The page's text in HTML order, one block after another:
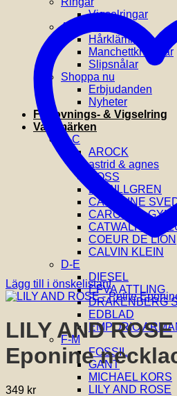
Vigselringar
Accessoarer
Hårklämmor
Manchettknappar
Slipsnålar
Shoppa nu
Erbjudanden
Nyheter
Förlovnings- & Vigselring
Varumärken
A-C
AROCK
astrid & agnes
BOSS
BY BILLGREN
CAROLINE
CAROLINA
CATWALK
COEUR DE LION
CALVIN KLEIN
D-E
DIESEL
EFVA ATTLING
DRAKENBERG
EDBLAD
EMPORIO
F-M
FOSSIL
GANT
MICHAEL KORS
LILY AND ROSE
Lägg till i önskelistan!
LILY AND
Eponine
349 kr